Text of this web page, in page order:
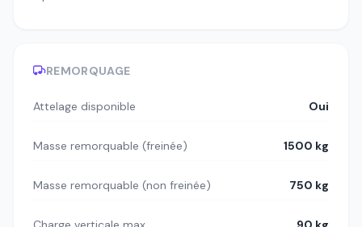
REMORQUAGE
Attelage disponible Oui
Masse remorquable (freinée) 1500 kg
Masse remorquable (non freinée) 750 kg